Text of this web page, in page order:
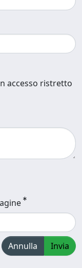
accesso ristretto
Annulla Invia